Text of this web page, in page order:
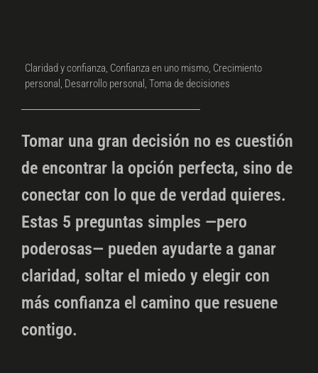
Claridad y confianza, Confianza en uno mismo, Crecimiento
personal , Desarrollo personal , Toma de decisiones
Tomar una gran decisión no es cuestión
de encontrar la opción perfecta, sino de
conectar con lo que de verdad quieres.
Estas 5 preguntas simples —pero
poderosas— pueden ayudarte a ganar
claridad, soltar el miedo y elegir con
más confianza el camino que resuene
contigo.